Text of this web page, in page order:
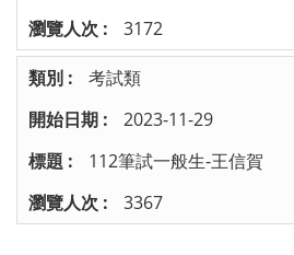
3172
考試類
2023-11-29
112筆試一般生-王信賀
3367